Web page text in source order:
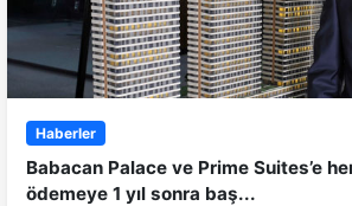
Haberler
Babacan Palace ve Prime Suites’e
ödemeye 1 yıl sonra baş...